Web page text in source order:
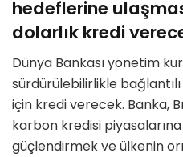
hedeflerine
dolarlık kredi
Dünya Bankası yönetim
sürdürülebilirlikle
için kredi verecek. Banka,
karbon kredisi
güçlendirmek ve ülkenin